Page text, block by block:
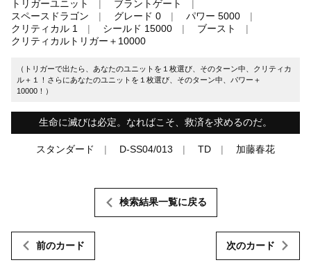
トリガーユニット
ブラントゲート
スペースドラゴン
グレード 0
パワー 5000
クリティカル 1
シールド 15000
ブースト
クリティカルトリガー＋10000
（トリガーで出たら、あなたのユニットを１枚選び、そのターン中、クリティカ
ル＋１！さらにあなたのユニットを１枚選び、そのターン中、パワー＋
10000！）
生命に滅びは必定。なればこそ、救済を求めるのだ。
スタンダード D-SS04/013 TD 加藤春花
前のカード
検索結果一覧に戻る
次のカード